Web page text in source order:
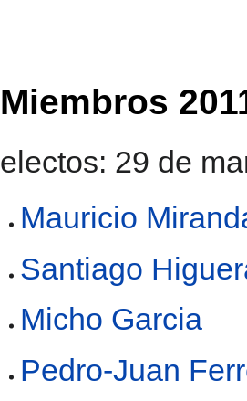
Miembros
electos: 29 de
Mauricio
Santiago
Micho Garcia
Pedro-Juan